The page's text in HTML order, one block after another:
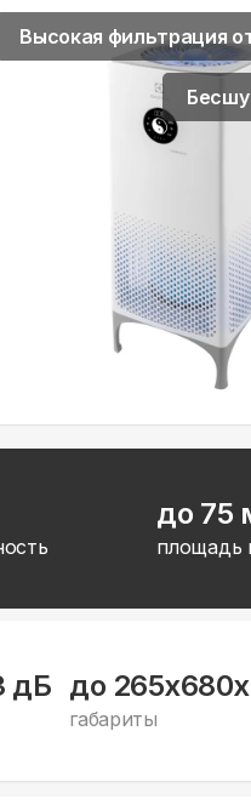
Высокая фильтрация
до 75
площадь
дБ до
габариты